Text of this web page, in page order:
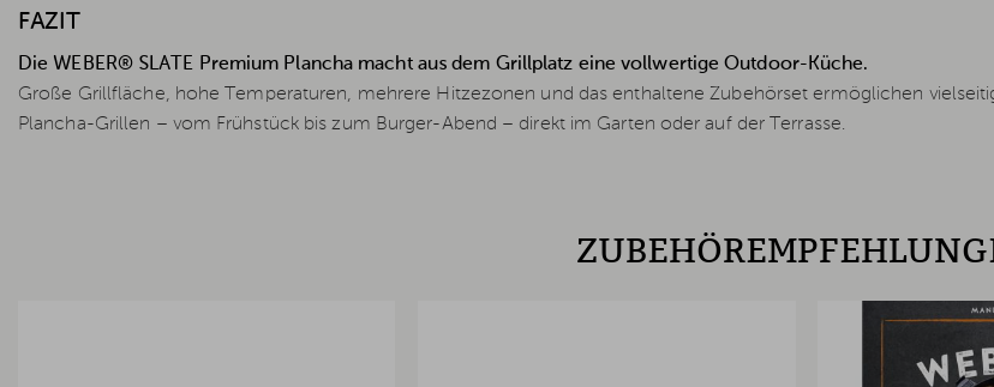
FAZIT
Die WEBER® SLATE Premium Plancha macht aus dem Grillplatz eine vollwertige Outdoor-Küche.
Große Grillfläche, hohe Temperaturen, mehrere Hitzezonen und das enthaltene Zubehörset ermöglichen
Plancha-Grillen – vom Frühstück bis zum Burger-Abend – direkt im Garten oder auf der Terrasse.